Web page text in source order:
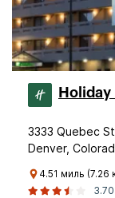
Holiday
3333 Quebec
Denver,
4.51 миль
3.70